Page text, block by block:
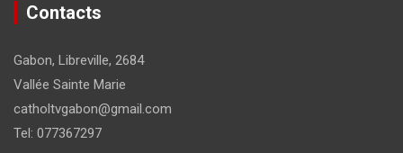
Contacts
Gabon, Libreville, 2684
Vallée Sainte Marie
catholtvgabon@gmail.com
Tel: 077367297